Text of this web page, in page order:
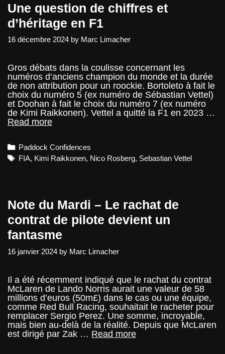
Une question de chiffres et
d’héritage en F1
16 décembre 2024 by Marc Limacher
Gros débats dans la coulisse concernant les
numéros d’anciens champion du monde et la durée
de non attribution pour un roockie. Bortoleto à fait le
choix du numéro 5 (ex numéro de Sébastian Vettel)
et Doohan à fait le choix du numéro 7 (ex numéro
de Kimi Raikkonen). Vettel a quitté la F1 en 2023 …
Read moreUne
chiffres
et
Categories
Paddock Confidences
Tags
FIA, Kimi Raikkonen, Nico Rosberg, Sebastian Vettel
Note du Mardi – Le rachat de
contrat de pilote devient un
fantasme
16 janvier 2024 by Marc Limacher
Il a été récemment indiqué que le rachat du contrat
McLaren de Lando Norris aurait une valeur de 58
millions d’euros (50m£) dans le cas ou une équipe,
comme Red Bull Racing, souhaitait le racheter pour
remplacer Sergio Perez. Une somme, incroyable,
mais bien au-delà de la réalité. Depuis que McLaren
est dirigé par Zak … Read moreNote